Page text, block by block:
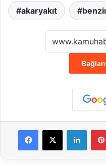
akaryakıt
Facebook
X